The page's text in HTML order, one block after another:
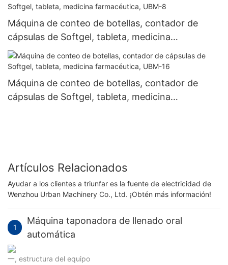
Máquina de conteo de botellas, contador de
cápsulas de Softgel, tableta, medicina
farmacéutica, UBM-8
Máquina de conteo de botellas, contador de
cápsulas de Softgel, tableta, medicina
Artículos Relacionados
Ayudar a los clientes a triunfar es la fuente de electricidad de
Wenzhou Urban Machinery Co., Ltd. ¡Obtén más información!
1
Máquina taponadora de llenado oral
automática
一, estructura del equipo